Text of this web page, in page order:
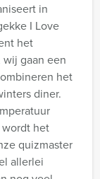
in
I Love
het
wij gaan een
het
diner.
het
quizmaster
allerlei